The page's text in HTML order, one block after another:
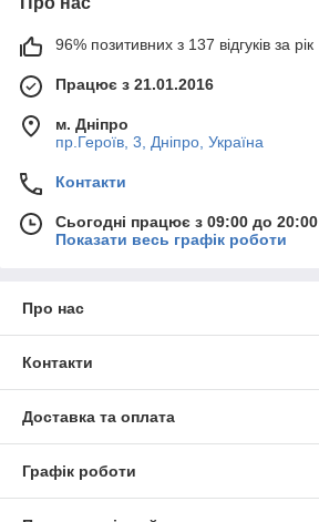
96% позитивних з 137 відгуків за рік
Працює з 21.01.2016
м. Дніпро
пр.Героїв, 3, Дніпро, Україна
Контакти
Сьогодні працює з 09:00 до 20:00
Показати весь графік роботи
Про нас
Контакти
Доставка та оплата
Графік роботи